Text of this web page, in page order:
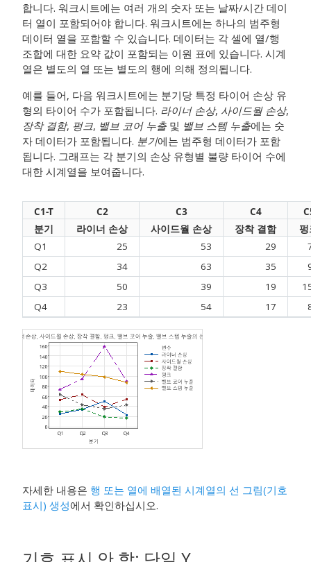
합니다. 워크시트에는 여러 개의 숫자 또는 날짜/시간 데이
터 열이 포함되어야 합니다. 워크시트에는 하나의 범주형
데이터 열을 포함할 수 있습니다. 데이터는 각 셀에 열/행
조합에 대한 요약 값이 포함되는 이원 표에 있습니다. 시계
열은 별도의 열 또는 별도의 행에 의해 정의됩니다.
예를 들어, 다음 워크시트에는 분기당 특정 타이어 손상 유
형의 타이어 수가 포함됩니다. 라이너 손상, 사이드월 손상,
장착 결함, 펑크, 밸브 코어 누출 및 밸브 스템 누출에는 숫
자 데이터가 포함됩니다. 분기에는 범주형 데이터가 포함
됩니다. 그래프는 각 분기의 손상 유형별 불량 타이어 수에
대한 시계열을 보여줍니다.
C1-T C2 C3 C4
분기
라이너 손상 사이드월 손상 장착 결함
펑
Q1
25 53 29
Q2
34 63 35
Q3
50 39 19
Q4
23 54 17
자세한 내용은 행 또는 열에 배열된 시계열의 선 그림(기호
표시) 생성에서 확인하십시오.